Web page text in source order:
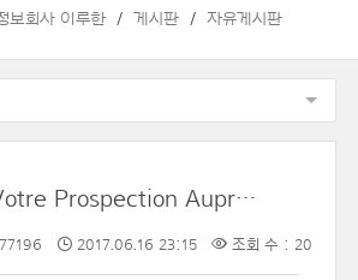
보회사 이루한 게시판 자유게시판
Optimisez Votre Prospection Auprès Des Professionnels Au Prix De Ce Fichier Email Societes De Securite Ciblé Et Qualifié. On Considère, En Général, Que Les Actions De Prospection Se Font à Travers Des Campagnes Ponctuelles Effectuées Sur Des Fichiers
2017.06.16 23:15 조회 수 : 20